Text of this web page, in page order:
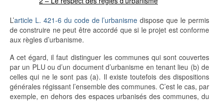
L’article L. 421-6 du code de l’urbanisme dispose que le permis
de construire ne peut être accordé que si le projet est conforme
aux règles d’urbanisme.
A cet égard, il faut distinguer les communes qui sont couvertes
par un PLU ou d’un document d’urbanisme en tenant lieu (b) de
celles qui ne le sont pas (a). Il existe toutefois des dispositions
générales régissant l’ensemble des communes. C’est le cas, par
exemple, en dehors des espaces urbanisés des communes, du